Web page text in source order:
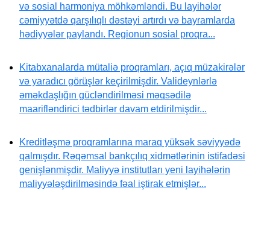
və sosial harmoniya möhkəmləndi. Bu layihələr
cəmiyyətdə qarşılıqlı dəstəyi artırdı və bayramlarda
hədiyyələr paylandı. Regionun sosial proqra...
Kitabxanalarda mütaliə proqramları, açıq müzakirələr
və yaradıcı görüşlər keçirilmişdir. Valideynlərlə
əməkdaşlığın gücləndirilməsi məqsədilə
maarifləndirici tədbirlər davam etdirilmişdir...
Kreditləşmə proqramlarına maraq yüksək səviyyədə
qalmışdır. Rəqəmsal bankçılıq xidmətlərinin istifadəsi
genişlənmişdir. Maliyyə institutları yeni layihələrin
maliyyələşdirilməsində fəal iştirak etmişlər...